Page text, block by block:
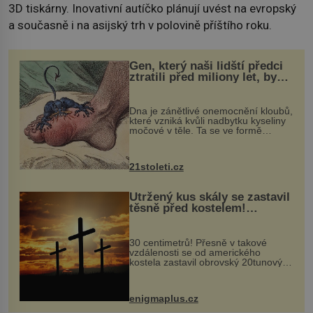
3D tiskárny. Inovativní autíčko plánují uvést na evropský
a současně i na asijský trh v polovině příštího roku.
Gen, který naši lidští předci
ztratili před miliony let, by
mohl pomoci s léčbou
„nemoci králů“
Dna je zánětlivé onemocnění kloubů,
které vzniká kvůli nadbytku kyseliny
močové v těle. Ta se ve formě
nohou, a způsobuje bole...
21stoleti.cz
Utržený kus skály se zastavil
těsně před kostelem!
Ochránila ho boží síla?
30 centimetrů! Přesně v takové
vzdálenosti se od amerického
kostela zastavil obrovský 20tunový
...
enigmaplus.cz